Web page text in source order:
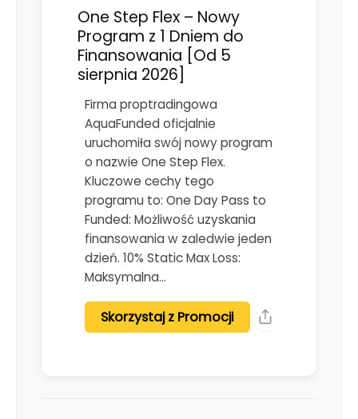
One Step Flex – Nowy
Program z 1 Dniem do
Finansowania [Od 5
sierpnia 2026]
Firma proptradingowa
AquaFunded oficjalnie
uruchomiła swój nowy program
o nazwie One Step Flex.
Kluczowe cechy tego
programu to: One Day Pass to
Funded: Możliwość uzyskania
finansowania w zaledwie jeden
dzień. 10% Static Max Loss:
Maksymalna…
Skorzystaj z Promocji